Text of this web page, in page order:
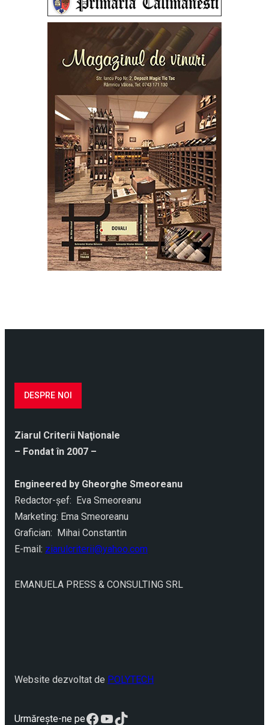
DESPRE NOI
Ziarul Criterii Naţionale
– Fondat în 2007 –
Engineered by Gheorghe Smeoreanu
Redactor-şef: Eva Smeoreanu
Marketing: Ema Smeoreanu
Grafician: Mihai Constantin
E-mail: ziarulcriterii@yahoo.com
EMANUELA PRESS & CONSULTING SRL
Website dezvoltat de POLYTECH
Urmărește-ne peFacebook
YouTube
TikTok